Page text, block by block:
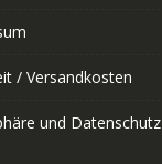
/ Versandkosten
und Datenschutz